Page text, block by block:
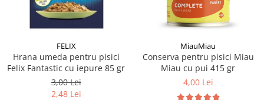
FELIX
Hrana umeda pentru pisici
Felix Fantastic cu iepure 85 gr
3,00 Lei
2,48 Lei
MiauMiau
Conserva pentru pisici Miau
Miau cu pui 415 gr
4,00 Lei